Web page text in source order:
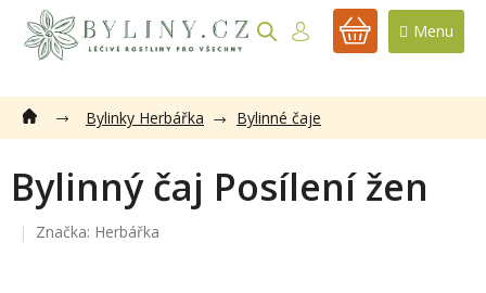
obsah
NÁKUPNÍ
Bylinky Herbářka Bylinné čaje
Bylinný čaj Posílení žen
Značka: Herbářka